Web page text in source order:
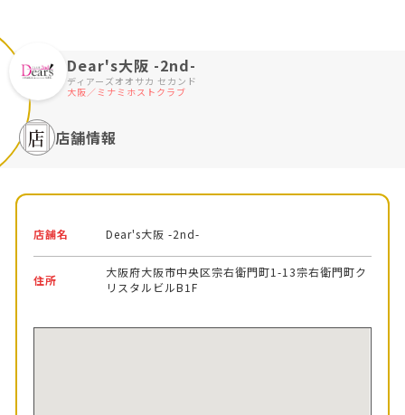
Dear's大阪 -2nd-
ディアーズオオサカ セカンド
大阪／ミナミホストクラブ
店舗情報
店舗名 Dear's大阪 -2nd-
住所
大阪府大阪市中央区宗右衛門町1-13宗右衛門町ク
リスタルビルB1F